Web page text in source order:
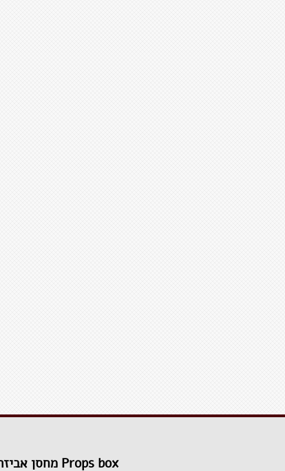
Props box מחסן אביזרים